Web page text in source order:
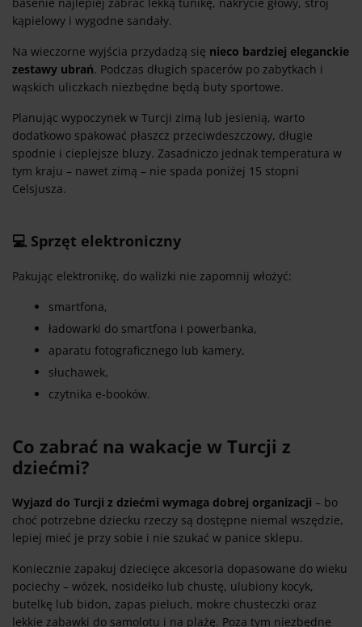
kąpielowy i wygodne sandały.
Na wieczorne wyjścia przydadzą się nieco bardziej eleganckie
zestawy ubrań. Podczas długich spacerów po zabytkach i
wąskich uliczkach niezbędne będą buty sportowe.
Planując wypoczynek w Turcji zimą lub jesienią, warto
dodatkowo spakować płaszcz przeciwdeszczowy, długie
spodnie i cieplejsze bluzy. Zasadniczo jednak temperatura w
tym kraju – nawet zimą – nie spada poniżej 15 stopni
Celsjusza.
💻 Sprzęt elektroniczny
Pakując elektronikę, do walizki nie zapomnij włożyć:
smartfona,
ładowarki do smartfona i powerbanka,
aparatu fotograficznego lub kamery,
słuchawek,
czytnika e-booków.
Co zabrać na wakacje w Turcji z
dziećmi?
Wyjazd do Turcji z dziećmi wymaga dobrej organizacji – bo
choć potrzebne dziecku rzeczy są dostępne niemal wszędzie,
lepiej mieć je przy sobie i nie szukać w panice sklepu.
Koniecznie zapakuj dziecięce akcesoria dopasowane do wieku
pociechy – wózek, nosidełko lub chustę, ulubiony kocyk,
butelkę lub bidon, zapas pieluch, mokre chusteczki oraz
lekkie zabawki do samolotu i na plażę. Poza tym niezbędne